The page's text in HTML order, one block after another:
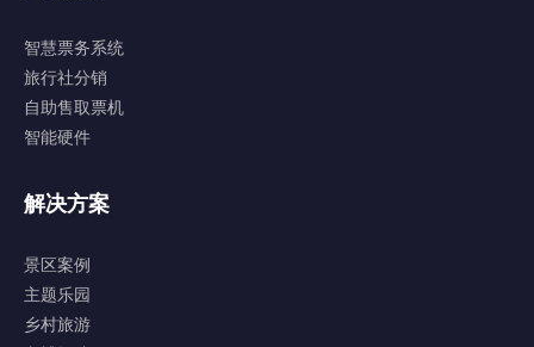
智慧票务系统
旅行社分销
自助售取票机
智能硬件
解决方案
景区案例
主题乐园
乡村旅游